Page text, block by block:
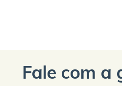
Fale com a